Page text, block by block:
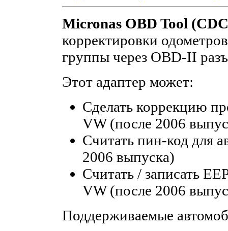
Micronas OBD Tool
корректировки
группы через OBD-II
Этот адаптер может:
Сделать коррекцию
VW (после 2006
Считать пин-код для
2006 выпуска)
Считать / записать
VW (после 2006
Поддерживаемые